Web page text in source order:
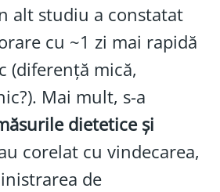
alt studiu a constatat
cu ~1 zi mai rapidă
(diferență mică,
Mai mult, s-a
dietetice și
corelat cu vindecarea,
de